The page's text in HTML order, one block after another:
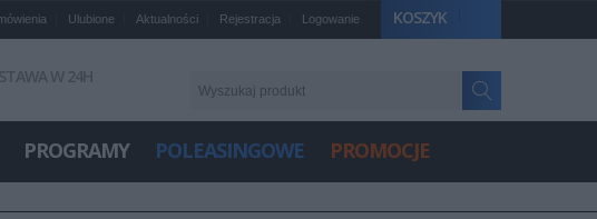
KOSZYK
Ulubione Aktualności Rejestracja Logowanie
W 24H
PROGRAMY POLEASINGOWE PROMOCJE